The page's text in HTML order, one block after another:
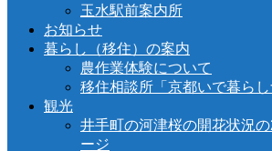
玉水駅前案内所
お知らせ
暮らし（移住）の案内
農作業体験について
移住相談所「京都いで暮らし
観光
井手町の河津桜の開花状況
ージ